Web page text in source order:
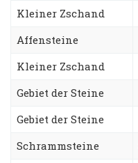
Kleiner Zschand
Affensteine
Kleiner Zschand
Gebiet der Steine
Gebiet der Steine
Schrammsteine